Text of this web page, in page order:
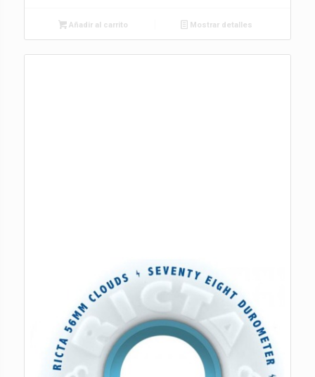
Añadir al carrito Mostrar detalles